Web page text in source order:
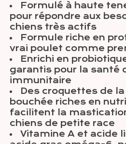
Formulé à haute
pour répondre aux
chiens très actifs
Formule riche en
vrai poulet comme
Enrichi en
garantis pour la santé
immunitaire
Des croquettes de
bouchée riches en
facilitent la
chiens de petite race
Vitamine A et acide